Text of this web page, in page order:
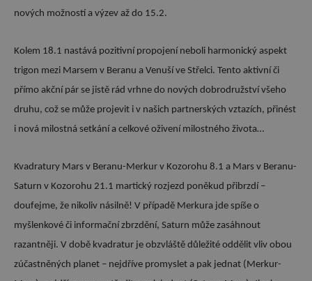
nových možností a výzev až do 15.2.
Kolem 18.1 nastává pozitivní propojení neboli harmonický aspekt
trigon mezi Marsem v Beranu a Venuší ve Střelci. Tento aktivní či
přímo akční pár se jistě rád vrhne do nových dobrodružství všeho
druhu, což se může projevit i v našich partnerských vztazích, přinést
i nová milostná setkání a celkové oživení milostného života…
Kvadratury Mars v Beranu-Merkur v Kozorohu 8.1 a Mars v Beranu-
Saturn v Kozorohu 21.1 martický rozjezd poněkud přibrzdí –
doufejme, že nikoliv násilně! V případě Merkura jde spíše o
myšlenkové či informační zbrzdění, Saturn může zasáhnout
razantněji. V době kvadratur je obzvláště důležité oddělit vliv obou
zúčastněných planet – nejdříve promyslet a pak jednat (Merkur-